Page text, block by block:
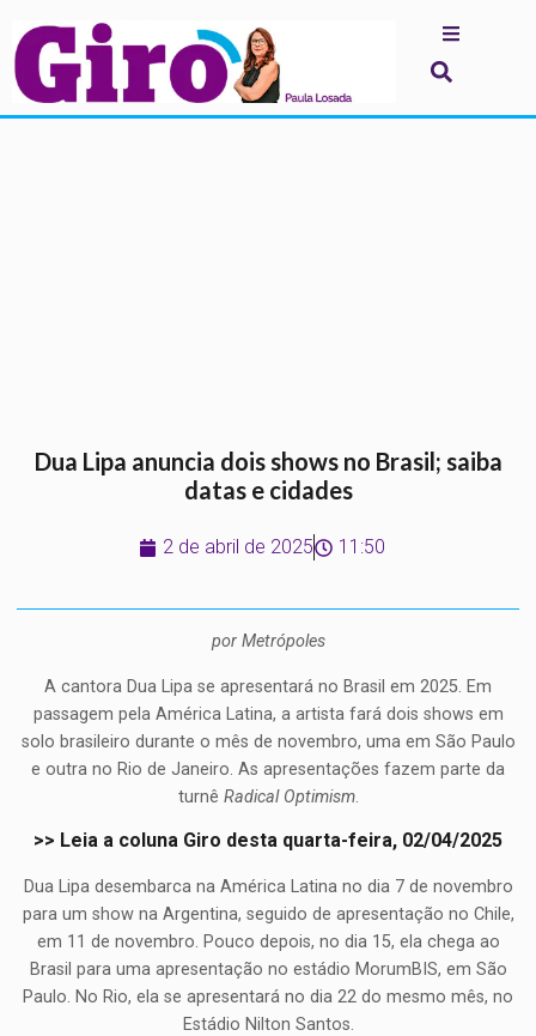
Dua Lipa anuncia dois shows no Brasil; saiba
datas e cidades
2 de abril de 2025 11:50
por Metrópoles
A cantora Dua Lipa se apresentará no Brasil em 2025. Em
passagem pela América Latina, a artista fará dois shows em
solo brasileiro durante o mês de novembro, uma em São Paulo
e outra no Rio de Janeiro. As apresentações fazem parte da
turnê Radical Optimism.
>> Leia a coluna Giro desta quarta-feira, 02/04/2025
Dua Lipa desembarca na América Latina no dia 7 de novembro
para um show na Argentina, seguido de apresentação no Chile,
em 11 de novembro. Pouco depois, no dia 15, ela chega ao
Brasil para uma apresentação no estádio MorumBIS, em São
Paulo. No Rio, ela se apresentará no dia 22 do mesmo mês, no
Estádio Nilton Santos.